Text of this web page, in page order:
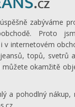
zabýváme
Proto
v internetovém
topů, svetrů
okamžitě
a pohodlný nákup,